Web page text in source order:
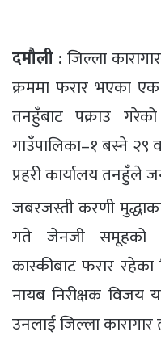
दमौली : जिल्ला
क्रममा फरार भएका
तनहुँबाट पक्राउ
गाउँपालिका–१ बस्ने २९
प्रहरी कार्यालय तनहुँले
जबरजस्ती करणी
गते जेनजी समूहको
कास्कीबाट फरार रहेका
नायब निरीक्षक विजय
उनलाई जिल्ला